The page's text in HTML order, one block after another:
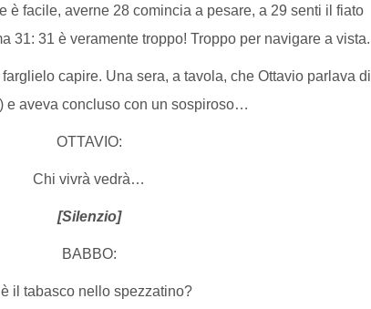
è facile, averne 28 comincia a pesare, a 29 senti il fiato
31: 31 è veramente troppo! Troppo per navigare a vista.
capire. Una sera, a tavola, che Ottavio parlava di
e aveva concluso con un sospiroso…
OTTAVIO:
Chi vivrà vedrà…
[Silenzio]
BABBO:
il tabasco nello spezzatino?